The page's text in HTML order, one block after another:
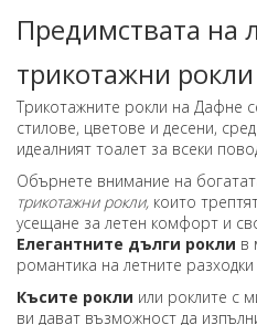
Предимствата на
трикотажни рокли
Трикотажните рокли на Дафне
стилове, цветове и десени,
идеалният тоалет за всеки
Обърнете внимание на
трикотажни рокли, които
усещане за летен комфорт и
Елегантните дълги рокли в
романтика на летните
Късите рокли или роклите с
ви дават възможност да